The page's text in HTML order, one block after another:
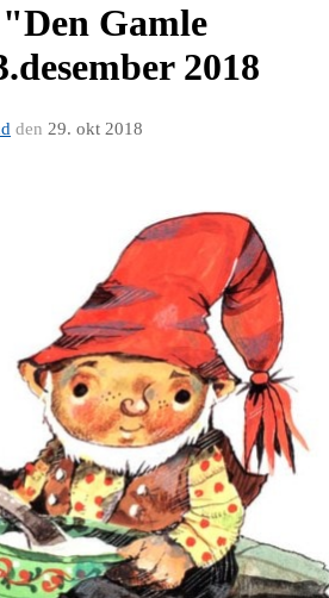
Gamle
2018
den 29. okt 2018